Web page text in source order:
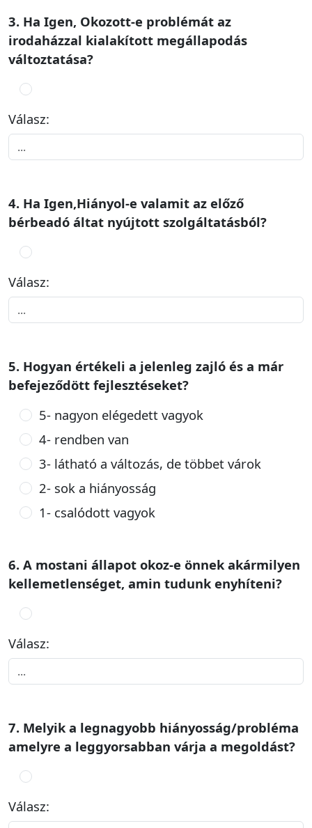
3. Ha Igen, Okozott-e problémát az
irodaházzal kialakított megállapodás
változtatása?
Válasz:
4. Ha Igen,Hiányol-e valamit az előző
bérbeadó áltat nyújtott szolgáltatásból?
Válasz:
5. Hogyan értékeli a jelenleg zajló és a már
befejeződött fejlesztéseket?
5- nagyon elégedett vagyok
4- rendben van
3- látható a változás, de többet várok
2- sok a hiányosság
1- csalódott vagyok
6. A mostani állapot okoz-e önnek akármilyen
kellemetlenséget, amin tudunk enyhíteni?
Válasz:
7. Melyik a legnagyobb hiányosság/probléma
amelyre a leggyorsabban várja a megoldást?
Válasz: